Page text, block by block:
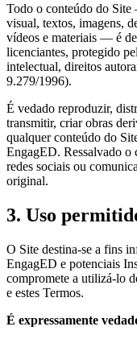
Todo o conteúdo do
visual, textos, imagens,
vídeos e materiais — é
licenciantes, protegido
intelectual, direitos
9.279/1996).
É vedado reproduzir,
transmitir, criar obras
qualquer conteúdo do
EngagED. Ressalvado o
redes sociais ou
original.
3. Uso
O Site destina-se a fins
EngagED e potenciais
compromete a utilizá-lo
e estes Termos.
É expressamente